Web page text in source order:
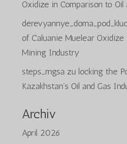
Oxidize in Comparison to Oil
of Caluanie Muelear Oxidize
Mining Industry
steps_mgsa zu locking the
Kazakhstan’s Oil and Gas
Archiv
April 2026